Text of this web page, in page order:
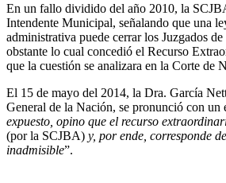
En un fallo dividido del año 2010, la
Intendente Municipal, señalando que una
administrativa puede cerrar los Juzgados
obstante lo cual concedió el Recurso
que la cuestión se analizara en la Corte de
El 15 de mayo del 2014, la Dra. García
General de la Nación, se pronunció con un
expuesto, opino que el recurso
(por la SCJBA) y, por ende, corresponde
inadmisible”.